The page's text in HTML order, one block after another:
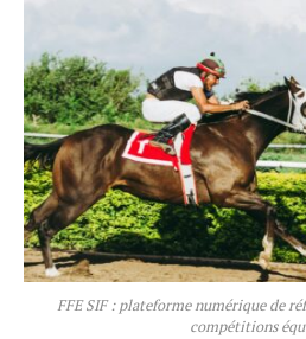
FFE SIF : plateforme numérique de
compétitions